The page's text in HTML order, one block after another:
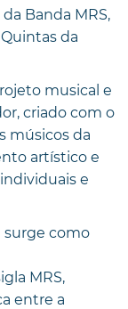
Banda MRS,
da
musical e
criado com o
músicos da
artístico e
e
surge como
MRS,
entre a